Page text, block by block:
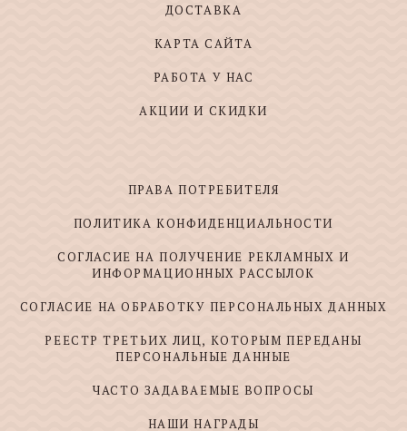
ДОСТАВКА
КАРТА САЙТА
РАБОТА У НАС
АКЦИИ И СКИДКИ
ПРАВА ПОТРЕБИТЕЛЯ
ПОЛИТИКА КОНФИДЕНЦИАЛЬНОСТИ
СОГЛАСИЕ НА ПОЛУЧЕНИЕ РЕКЛАМНЫХ И
ИНФОРМАЦИОННЫХ РАССЫЛОК
СОГЛАСИЕ НА ОБРАБОТКУ ПЕРСОНАЛЬНЫХ ДАННЫХ
РЕЕСТР ТРЕТЬИХ ЛИЦ, КОТОРЫМ ПЕРЕДАНЫ
ПЕРСОНАЛЬНЫЕ ДАННЫЕ
ЧАСТО ЗАДАВАЕМЫЕ ВОПРОСЫ
НАШИ НАГРАДЫ